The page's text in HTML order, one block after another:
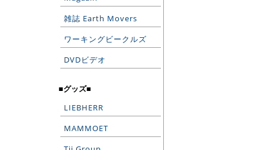
雑誌 Earth Movers
ワーキングビークルズ
DVDビデオ
■グッズ■
LIEBHERR
MAMMOET